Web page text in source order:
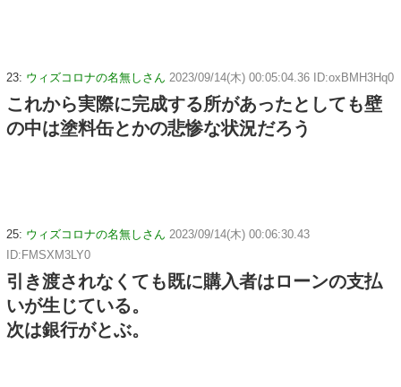
23: ウィズコロナの名無しさん 2023/09/14(木) 00:05:04.36 ID:oxBMH3Hq0
これから実際に完成する所があったとしても壁
の中は塗料缶とかの悲惨な状況だろう
25: ウィズコロナの名無しさん 2023/09/14(木) 00:06:30.43
ID:FMSXM3LY0
引き渡されなくても既に購入者はローンの支払
いが生じている。
次は銀行がとぶ。